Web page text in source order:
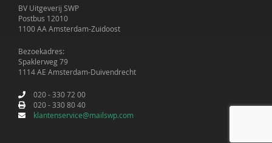
BV Uitgeverij SWP
Postbus 12010
1100 AA Amsterdam-Zuidoost
Bezoekadres:
Spaklerweg 79
1114 AE Amsterdam-Duivendrecht
020 - 330 72 00
020 - 330 80 40
klantenservice@mailswp.com